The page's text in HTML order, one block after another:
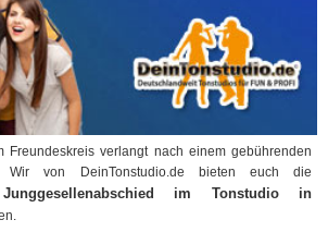
Freundeskreis verlangt nach einem gebührenden
Wir von DeinTonstudio.de bieten euch die
Junggesellenabschied im Tonstudio in